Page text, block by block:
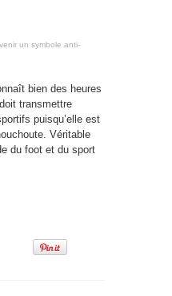
un symbole anti-
bien des heures
transmettre
puisqu’elle est
Véritable
du foot et du sport